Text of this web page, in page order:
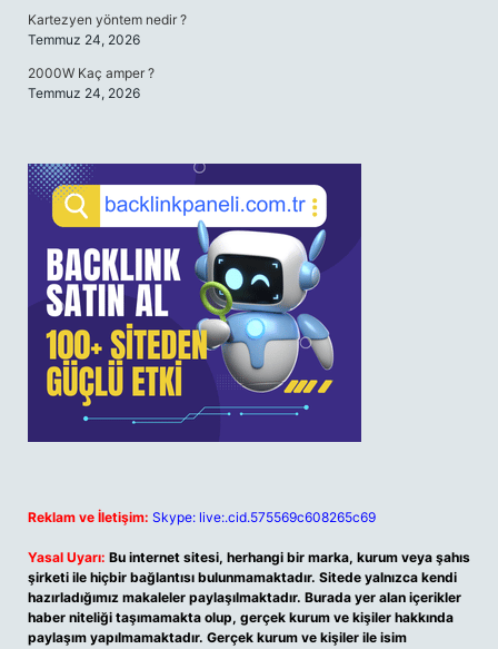
Kartezyen yöntem nedir ?
Temmuz 24, 2026
2000W Kaç amper ?
Temmuz 24, 2026
Reklam ve İletişim: Skype: live:.cid.575569c608265c69
Yasal Uyarı: Bu internet sitesi, herhangi bir marka, kurum veya şahıs
şirketi ile hiçbir bağlantısı bulunmamaktadır. Sitede yalnızca kendi
hazırladığımız makaleler paylaşılmaktadır. Burada yer alan içerikler
haber niteliği taşımamakta olup, gerçek kurum ve kişiler hakkında
paylaşım yapılmamaktadır. Gerçek kurum ve kişiler ile isim